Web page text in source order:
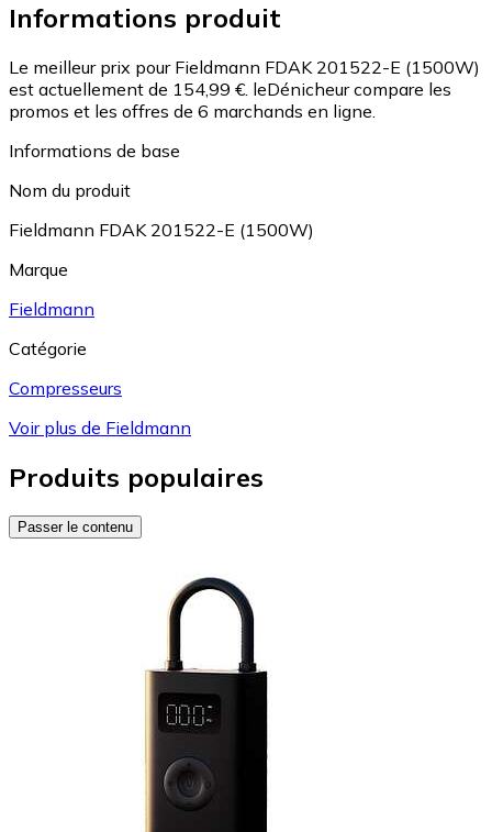
Informations produit
Le meilleur prix pour Fieldmann FDAK 201522-E (1500W)
est actuellement de 154,99 €. leDénicheur compare les
promos et les offres de 6 marchands en ligne.
Informations de base
Nom du produit
Fieldmann FDAK 201522-E (1500W)
Marque
Fieldmann
Catégorie
Compresseurs
Voir plus de Fieldmann
Produits populaires
Passer le contenu